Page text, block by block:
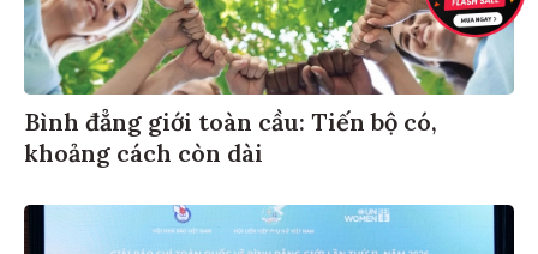
Bình đẳng giới toàn cầu: Tiến bộ có,
khoảng cách còn dài